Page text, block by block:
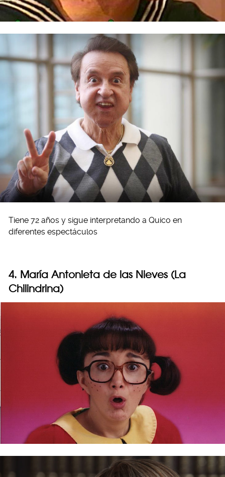
Tiene 72 años y sigue interpretando a Quico en
diferentes espectáculos
4. María Antonieta de las Nieves (La
Chilindrina)